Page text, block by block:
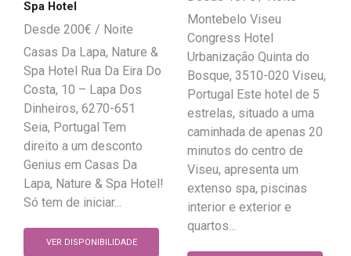
Spa Hotel
200€
Casas Da Lapa, Nature &
Spa Hotel Rua Da Eira Do
Costa, 10 – Lapa Dos
Dinheiros, 6270-651
Seia, Portugal Tem
direito a um desconto
Genius em Casas Da
Lapa, Nature & Spa Hotel!
Só tem de iniciar...
VER DISPONIBILIDADE
Montebelo Viseu
Congress Hotel
Urbanização Quinta do
Bosque, 3510-020 Viseu,
Portugal Este hotel de 5
estrelas, situado a uma
caminhada de apenas 20
minutos do centro de
Viseu, apresenta um
extenso spa, piscinas
interior e exterior e
quartos...